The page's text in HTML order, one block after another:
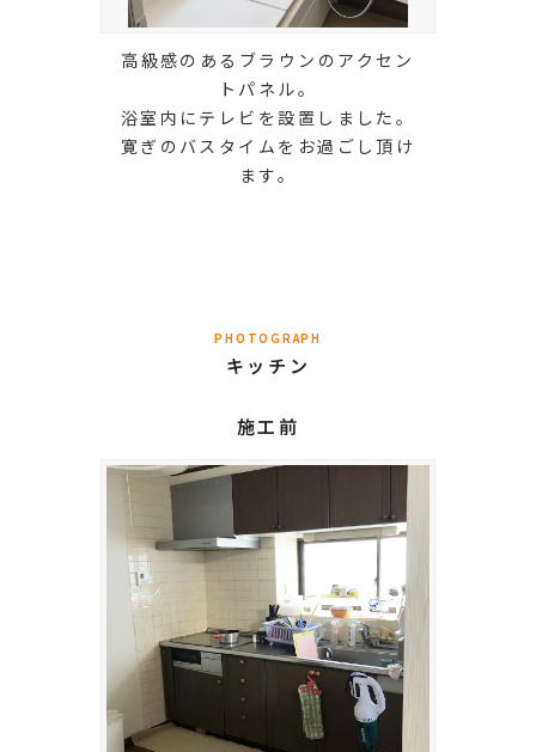
高級感のあるブラウンのアクセン
トパネル。
浴室内にテレビを設置しました。
寛ぎのバスタイムをお過ごし頂け
ます。
PHOTOGRAPH
キッチン
施工前